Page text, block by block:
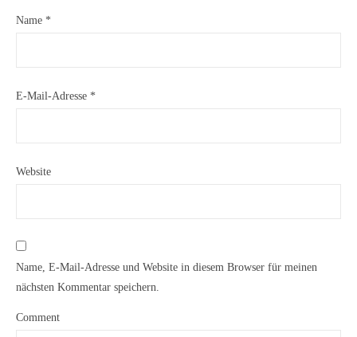
Name *
E-Mail-Adresse *
Website
Name, E-Mail-Adresse und Website in diesem Browser für meinen
nächsten Kommentar speichern.
Comment